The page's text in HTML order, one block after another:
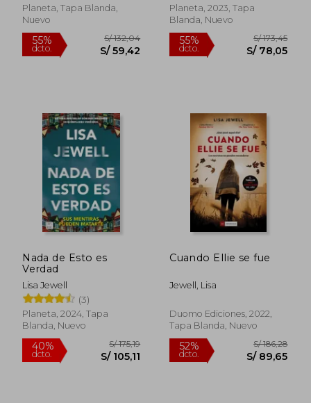
Planeta, Tapa Blanda,
Nuevo
55% S/ 132,04
Planeta, 2023, Tapa
Blanda, Nuevo
55%
Nada de Esto es
Verdad
Lisa Jewell
(3)
Planeta, 2024, Tapa
Blanda, Nuevo
Cuando Ellie se fue
Jewell, Lisa
Duomo Ediciones, 2022,
Tapa Blanda, Nuevo